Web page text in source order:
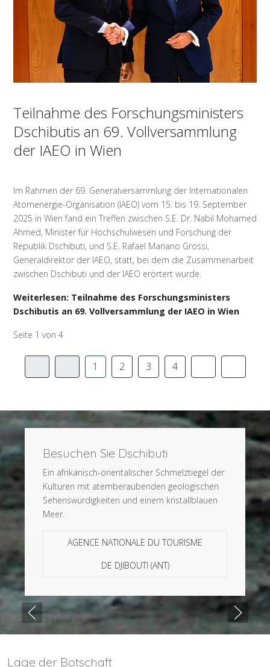
Teilnahme des Forschungsministers
Dschibutis an 69. Vollversammlung
der IAEO in Wien
Im Rahmen der 69. Generalversammlung der Internationalen
Atomenergie-Organisation (IAEO) vom 15. bis 19. September
2025 in Wien fand ein Treffen zwischen S.E. Dr. Nabil Mohamed
Ahmed, Minister für Hochschulwesen und Forschung der
Republik Dschibuti, und S.E. Rafael Mariano Grossi,
Generaldirektor der IAEO, statt, bei dem die Zusammenarbeit
zwischen Dschibuti und der IAEO erörtert wurde.
Weiterlesen: Teilnahme des Forschungsministers
Dschibutis an 69. Vollversammlung der IAEO in Wien
Seite 1 von 4
1 2 3 4
Besuchen Sie Dschibuti
Ein afrikanisch-orientalischer Schmelztiegel der
Kulturen mit atemberaubenden geologischen
Sehenswürdigkeiten und einem kristallblauen
Meer.
AGENCE NATIONALE DU TOURISME
DE DJIBOUTI (ANT)
Lage der Botschaft